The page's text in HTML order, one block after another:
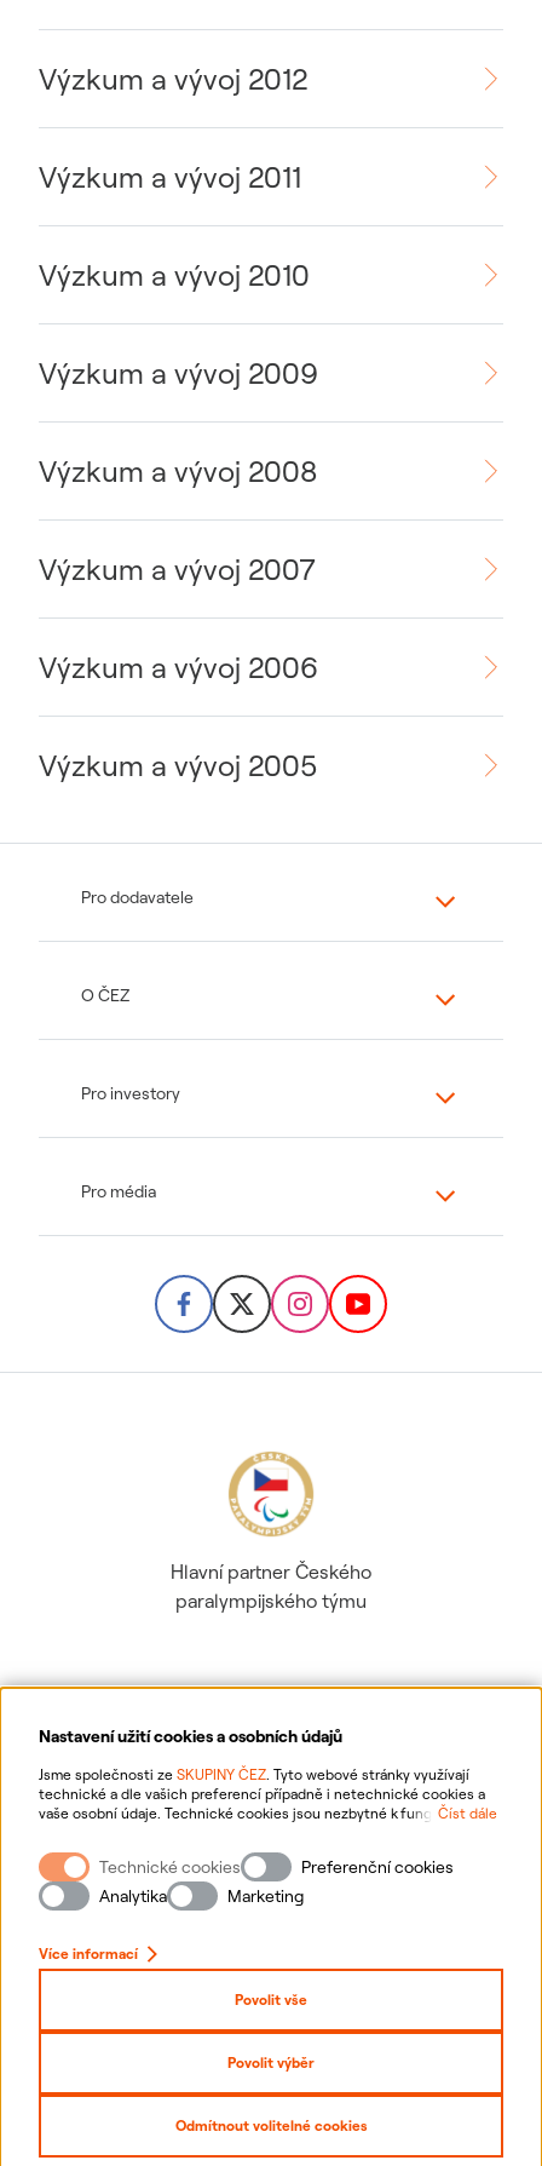
Nastavení užití cookies a osobních údajů
Jsme společnosti ze SKUPINY ČEZ. Tyto webové stránky využívají
technické a dle vašich preferencí případně i netechnické cookies a
vaše osobní údaje. Technické cookies jsou nezbytné k fungování
webové stránky vašim preferencím, k personalizaci reklam a analytice.
Pro sběr a zpracování netechnických cookies a vašich osobních údajů
nám můžete udělit souhlas. Bližší informace o vašich právech,
zpracování osobních údajů, včetně možnosti odvolání udělených
Číst dále
Technické cookies
Preferenční cookies
Analytika
Marketing
Více informací
Povolit vše
Povolit výběr
Odmítnout volitelné cookies
Výzkum a vývoj 2012
Výzkum a vývoj 2011
Výzkum a vývoj 2010
Výzkum a vývoj 2009
Výzkum a vývoj 2008
Výzkum a vývoj 2007
Výzkum a vývoj 2006
Výzkum a vývoj 2005
Pro dodavatele
O ČEZ
Pro investory
Pro média
Hlavní partner Českého
paralympijského týmu
Ochrana osobních údajů
Informace o webu
Nastavení cookies
Přihlásit se
Prohlášení o přístupnosti